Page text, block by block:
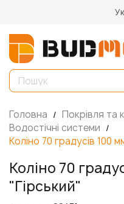
Головна
Покрівля та
Водостічні системи
Коліно 70 градусів 100
Коліно 70
"Гірський"